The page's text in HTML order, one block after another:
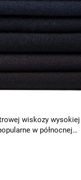
wiskozy wysokiej
w północnej